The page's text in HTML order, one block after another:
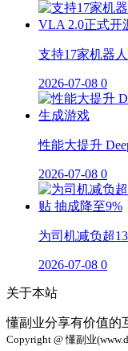
支持17家机器
2026-07-08 0
性能大提升
2026-07-08 0
为司机减负超
2026-07-08 0
关于本站
懂副业分享有价值的
Copyright @ 懂副业